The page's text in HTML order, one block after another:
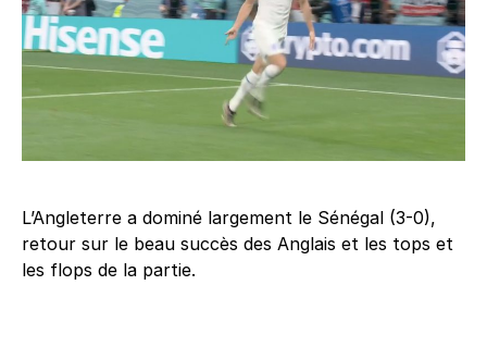
L’Angleterre a dominé largement le Sénégal (3-0),
retour sur le beau succès des Anglais et les tops et
les flops de la partie.